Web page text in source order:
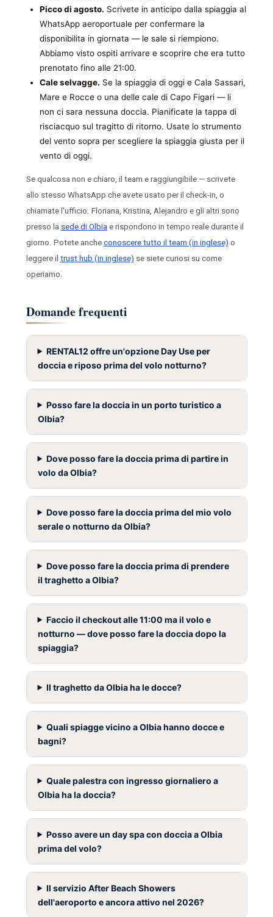
Picco di agosto. Scrivete in anticipo dalla spiaggia al
WhatsApp aeroportuale per confermare la
disponibilita in giornata — le sale si riempiono.
Abbiamo visto ospiti arrivare e scoprire che era tutto
prenotato fino alle 21:00.
Cale selvagge. Se la spiaggia di oggi e Cala Sassari,
Mare e Rocce o una delle cale di Capo Figari — li
non ci sara nessuna doccia. Pianificate la tappa di
risciacquo sul tragitto di ritorno. Usate lo strumento
del vento sopra per scegliere la spiaggia giusta per il
vento di oggi.
Se qualcosa non e chiaro, il team e raggiungibile — scrivete
allo stesso WhatsApp che avete usato per il check-in, o
chiamate l'ufficio. Floriana, Kristina, Alejandro e gli altri sono
presso la sede di Olbia e rispondono in tempo reale durante il
giorno. Potete anche conoscere tutto il team (in inglese) o
leggere il trust hub (in inglese) se siete curiosi su come
operiamo.
Domande frequenti
RENTAL12 offre un'opzione Day Use per
doccia e riposo prima del volo notturno?
Posso fare la doccia in un porto turistico a
Olbia?
Dove posso fare la doccia prima di partire in
volo da Olbia?
Dove posso fare la doccia prima del mio volo
serale o notturno da Olbia?
Dove posso fare la doccia prima di prendere
il traghetto a Olbia?
Faccio il checkout alle 11:00 ma il volo e
notturno — dove posso fare la doccia dopo la
spiaggia?
Il traghetto da Olbia ha le docce?
Quali spiagge vicino a Olbia hanno docce e
bagni?
Quale palestra con ingresso giornaliero a
Olbia ha la doccia?
Posso avere un day spa con doccia a Olbia
prima del volo?
Il servizio After Beach Showers
dell'aeroporto e ancora attivo nel 2026?